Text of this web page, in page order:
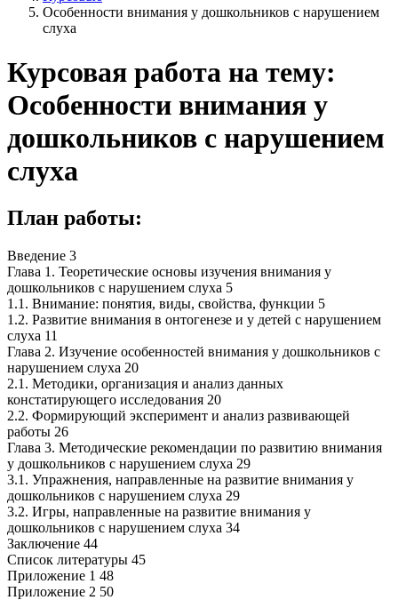
Особенности внимания у дошкольников с нарушением
слуха
Курсовая работа на тему:
Особенности внимания у
дошкольников с нарушением
слуха
План работы:
Введение 3
Глава 1. Теоретические основы изучения внимания у
дошкольников с нарушением слуха 5
1.1. Внимание: понятия, виды, свойства, функции 5
1.2. Развитие внимания в онтогенезе и у детей с нарушением
слуха 11
Глава 2. Изучение особенностей внимания у дошкольников с
нарушением слуха 20
2.1. Методики, организация и анализ данных
констатирующего исследования 20
2.2. Формирующий эксперимент и анализ развивающей
работы 26
Глава 3. Методические рекомендации по развитию внимания
у дошкольников с нарушением слуха 29
3.1. Упражнения, направленные на развитие внимания у
дошкольников с нарушением слуха 29
3.2. Игры, направленные на развитие внимания у
дошкольников с нарушением слуха 34
Заключение 44
Список литературы 45
Приложение 1 48
Приложение 2 50